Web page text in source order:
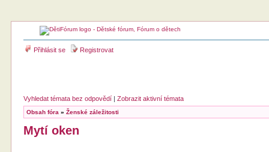
Přihlásit se Registrovat
Vyhledat témata bez odpovědí |Zobrazit aktivní témata
Obsah fóra »Ženské záležitosti
Mytí oken